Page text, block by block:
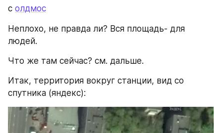
с олдмос
Неплохо, не правда ли? Вся площадь- для
людей.
Что же там сейчас? см. дальше.
Итак, территория вокруг станции, вид со
спутника (яндекс):